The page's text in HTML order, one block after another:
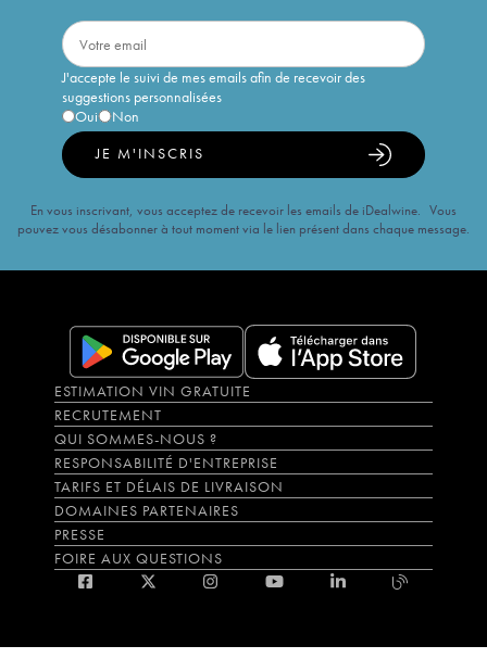
J'accepte le suivi de mes emails afin de recevoir des
suggestions personnalisées
Oui
Non
JE M'INSCRIS
En vous inscrivant, vous acceptez de recevoir les emails de iDealwine. Vous
pouvez vous désabonner à tout moment via le lien présent dans chaque message.
ESTIMATION VIN GRATUITE
RECRUTEMENT
QUI SOMMES-NOUS ?
RESPONSABILITÉ D'ENTREPRISE
TARIFS ET DÉLAIS DE LIVRAISON
DOMAINES PARTENAIRES
PRESSE
FOIRE AUX QUESTIONS